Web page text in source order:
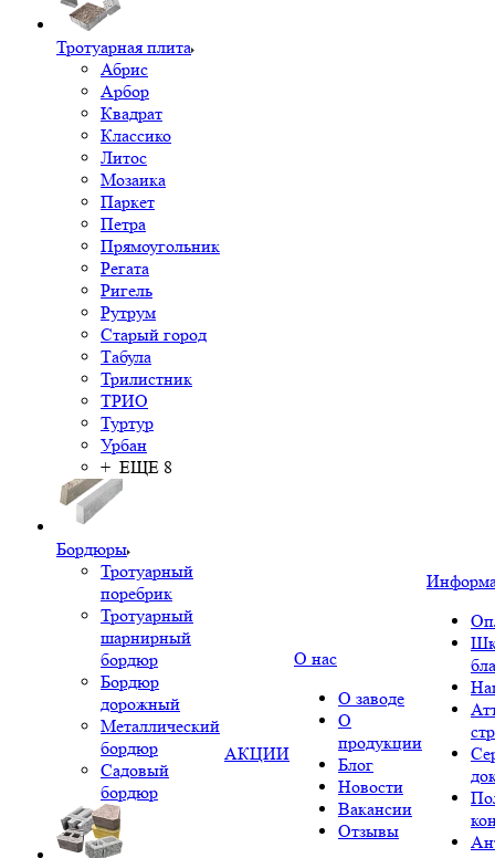
Тротуарная плита
Абрис
Арбор
Квадрат
Классико
Литос
Мозаика
Паркет
Петра
Прямоугольник
Регата
Ригель
Рутрум
Старый город
Табула
Трилистник
ТРИО
Туртур
Урбан
+ ЕЩЕ 8
Бордюры
Тротуарный
поребрик
Тротуарный
шарнирный
бордюр
Бордюр
дорожный
Металлический
бордюр
Садовый
бордюр
АКЦИИ
О нас
О заводе
О
продукции
Блог
Новости
Вакансии
Отзывы